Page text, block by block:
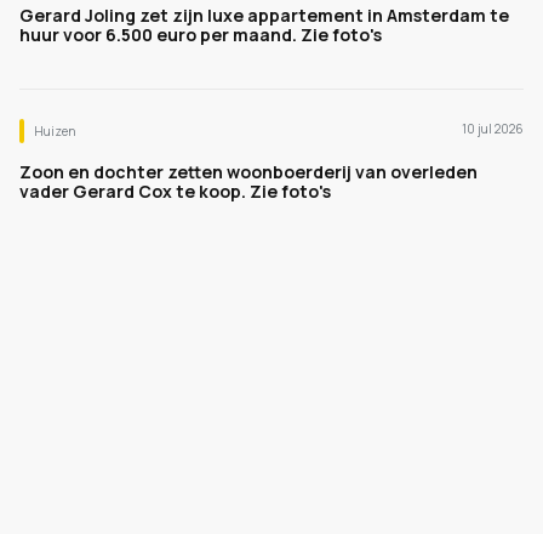
Gerard Joling zet zijn luxe appartement in Amsterdam te
huur voor 6.500 euro per maand. Zie foto's
Huizen 10 jul 2026
Zoon en dochter zetten woonboerderij van overleden
vader Gerard Cox te koop. Zie foto's